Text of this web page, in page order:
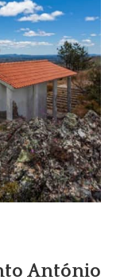
António